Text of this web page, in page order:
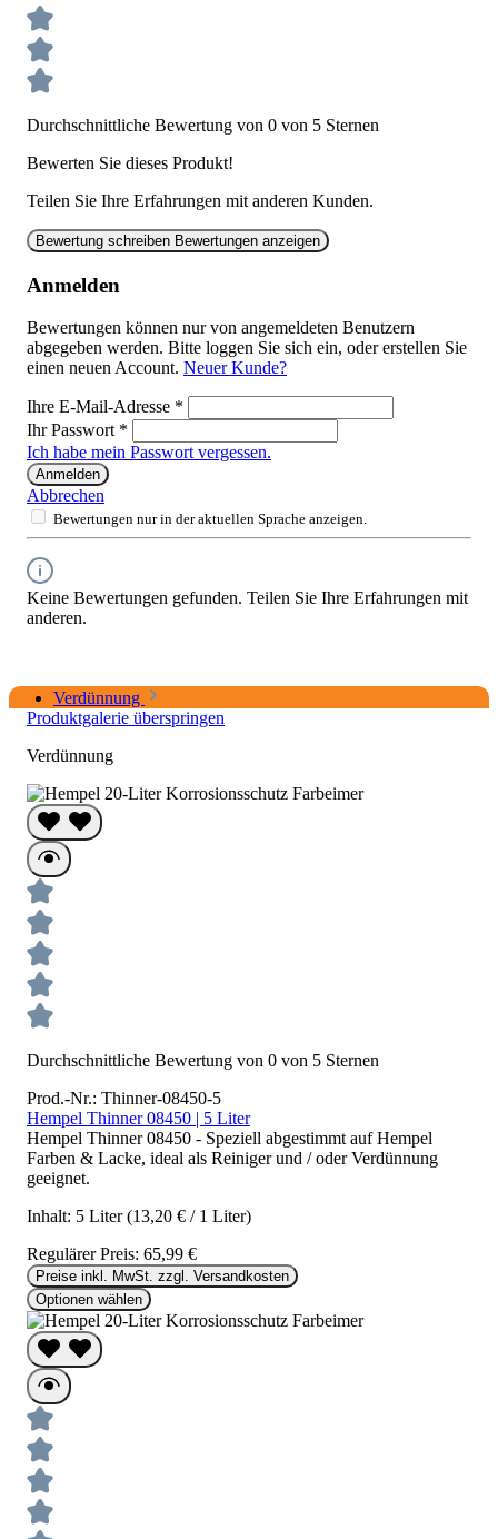
Durchschnittliche Bewertung von 0 von 5 Sternen
Bewerten Sie dieses Produkt!
Teilen Sie Ihre Erfahrungen mit anderen Kunden.
Bewertung schreiben Bewertungen anzeigen
Anmelden
Bewertungen können nur von angemeldeten Benutzern
abgegeben werden. Bitte loggen Sie sich ein, oder erstellen Sie
einen neuen Account. Neuer Kunde?
Ihre E-Mail-Adresse *
Ihr Passwort *
Ich habe mein Passwort vergessen.
Anmelden
Abbrechen
Bewertungen nur in der aktuellen Sprache anzeigen.
Keine Bewertungen gefunden. Teilen Sie Ihre Erfahrungen mit
anderen.
Verdünnung
Produktgalerie überspringen
Verdünnung
Durchschnittliche Bewertung von 0 von 5 Sternen
Prod.-Nr.: Thinner-08450-5
Hempel Thinner 08450 | 5 Liter
Hempel Thinner 08450 - Speziell abgestimmt auf Hempel
Farben & Lacke, ideal als Reiniger und / oder Verdünnung
geeignet.
Inhalt: 5 Liter(13,20 € / 1 Liter)
Regulärer Preis: 65,99 €
Preise inkl. MwSt. zzgl. Versandkosten
Optionen wählen